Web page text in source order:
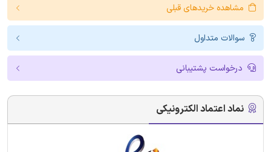
مشاهده خریدهای قبلی
سوالات متداول
درخواست پشتیبانی
نماد اعتماد الکترونیکی